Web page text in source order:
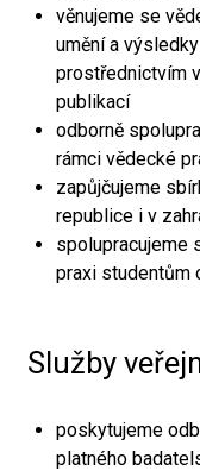
věnujeme se
umění a
prostřednictvím
publikací
odborně
rámci vědecké
zapůjčujeme
republice i v
spolupracujeme
praxi studentům
Služby
poskytujeme
platného